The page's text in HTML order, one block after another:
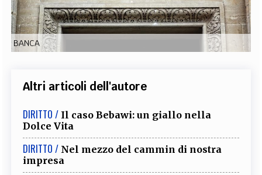
EXTRA
CODICI RUBRICHE LIBRI PROCEEDINGS PUBBLICITÀ CONTATTI
BANCA
Altri articoli dell'autore
DIRITTO / Il caso Bebawi: un giallo nella
Dolce Vita
DIRITTO / Nel mezzo del cammin di nostra
impresa